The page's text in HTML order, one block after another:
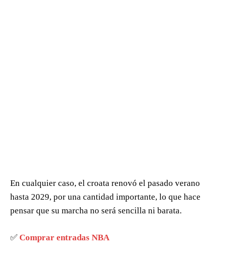
En cualquier caso, el croata renovó el pasado verano
hasta 2029, por una cantidad importante, lo que hace
pensar que su marcha no será sencilla ni barata.
✅ Comprar entradas NBA